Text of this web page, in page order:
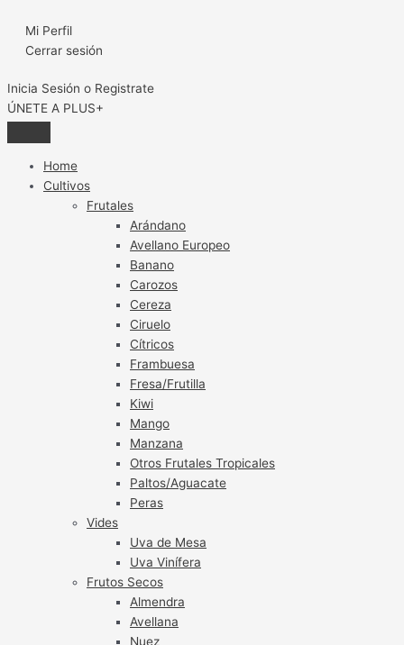
Mi Perfil
Cerrar sesión
Inicia Sesión o Registrate
ÚNETE A PLUS+
Home
Cultivos
Frutales
Arándano
Avellano Europeo
Banano
Carozos
Cereza
Ciruelo
Cítricos
Frambuesa
Fresa/Frutilla
Kiwi
Mango
Manzana
Otros Frutales Tropicales
Paltos/Aguacate
Peras
Vides
Uva de Mesa
Uva Vinífera
Frutos Secos
Almendra
Avellana
Nuez